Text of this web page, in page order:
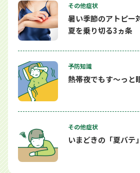
その他症状
暑い季節のアトピー
夏を乗り切る3ヵ条
予防知識
熱帯夜でもす～っと
その他症状
いまどきの「夏バテ